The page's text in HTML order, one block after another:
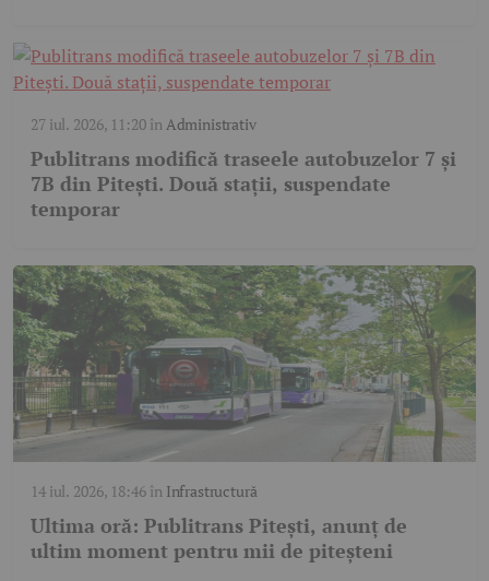
27 iul. 2026, 11:20în Administrativ
Publitrans modifică traseele autobuzelor 7 și
7B din Pitești. Două stații, suspendate
temporar
14 iul. 2026, 18:46în Infrastructură
Ultima oră: Publitrans Pitești, anunț de
ultim moment pentru mii de piteșteni